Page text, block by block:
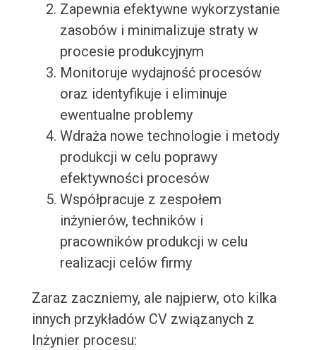
Zapewnia efektywne wykorzystanie
zasobów i minimalizuje straty w
procesie produkcyjnym
Monitoruje wydajność procesów
oraz identyfikuje i eliminuje
ewentualne problemy
Wdraża nowe technologie i metody
produkcji w celu poprawy
efektywności procesów
Współpracuje z zespołem
inżynierów, techników i
pracowników produkcji w celu
realizacji celów firmy
Zaraz zaczniemy, ale najpierw, oto kilka
innych przykładów CV związanych z
Inżynier procesu: